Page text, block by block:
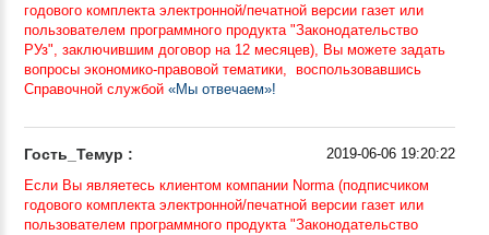
годового комплекта электронной/печатной версии газет или
пользователем программного продукта "Законодательство
РУз", заключившим договор на 12 месяцев), Вы можете задать
вопросы экономико-правовой тематики, воспользовавшись
Справочной службой «Мы отвечаем»!
Гость_Темур :
2019-06-06 19:20:22
Если Вы являетесь клиентом компании Norma (подписчиком
годового комплекта электронной/печатной версии газет или
пользователем программного продукта "Законодательство